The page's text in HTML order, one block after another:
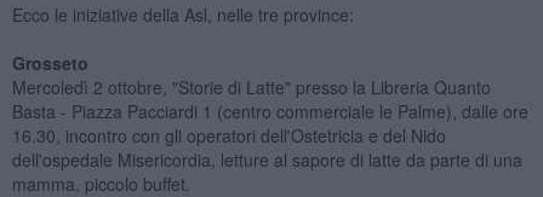
Ecco le iniziative della Asl, nelle tre province:
Grosseto
Mercoledì 2 ottobre, "Storie di Latte" presso la Libreria Quanto
Basta - Piazza Pacciardi 1 (centro commerciale le Palme), dalle ore
16.30, incontro con gli operatori dell'Ostetricia e del Nido
dell'ospedale Misericordia, letture al sapore di latte da parte di una
mamma, piccolo buffet.